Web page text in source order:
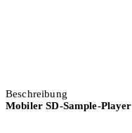
Beschreibung
Mobiler SD-Sample-Player